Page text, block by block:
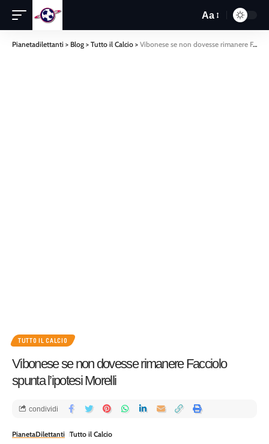
Aa
Pianetadilettanti > Blog > Tutto il Calcio > Vibonese se non dovesse rimanere Facciolo spunta l’ipotesi Morelli
TUTTO IL CALCIO
Vibonese se non dovesse rimanere Facciolo
spunta l’ipotesi Morelli
PianetaDilettanti Tutto il Calcio
condividi